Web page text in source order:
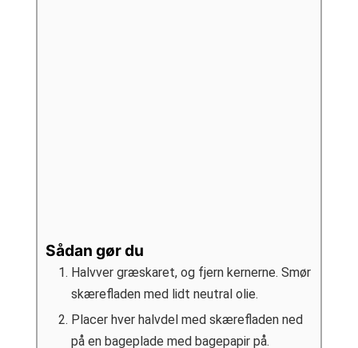
Sådan gør du
Halvver græskaret, og fjern kernerne. Smør
skærefladen med lidt neutral olie.
Placer hver halvdel med skærefladen ned
på en bageplade med bagepapir på.